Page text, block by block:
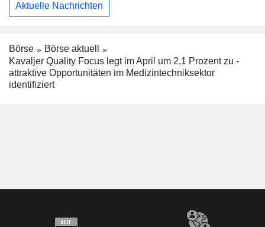
Aktuelle Nachrichten
Börse
Börse aktuell
Kavaljer Quality Focus legt im April um 2,1 Prozent zu -
attraktive Opportunitäten im Medizintechniksektor
identifiziert